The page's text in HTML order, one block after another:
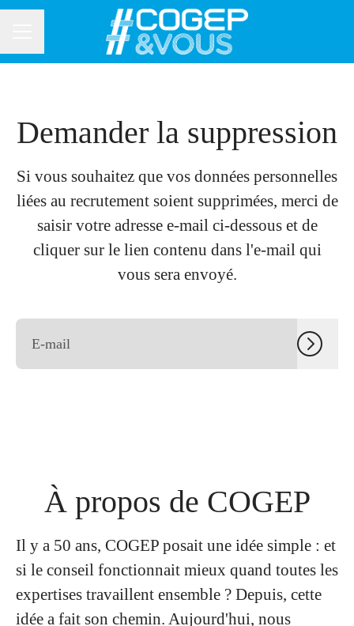
MENU CARRIÈRE
Demander la suppression
Si vous souhaitez que vos données personnelles
liées au recrutement soient supprimées, merci de
saisir votre adresse e-mail ci-dessous et de
cliquer sur le lien contenu dans l'e-mail qui
vous sera envoyé.
À propos de COGEP
Il y a 50 ans, COGEP posait une idée simple : et
si le conseil fonctionnait mieux quand toutes les
expertises travaillent ensemble ? Depuis, cette
idée a fait son chemin. Aujourd'hui, nous